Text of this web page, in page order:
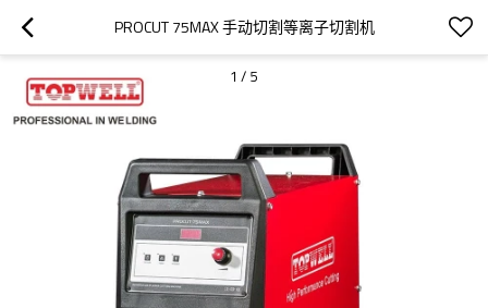
PROCUT 75MAX 手动切割等离子切割机
1 / 5